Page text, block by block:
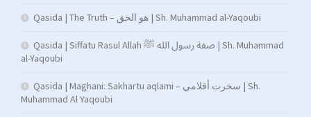
Qasida | The Truth – هو الحق | Sh. Muhammad al-Yaqoubi
Qasida | Siffatu Rasul Allah صفة رسول الله ﷺ | Sh. Muhammad
al-Yaqoubi
Qasida | Maghani: Sakhartu aqlami – سخرت أقلامي | Sh.
Muhammad Al Yaqoubi